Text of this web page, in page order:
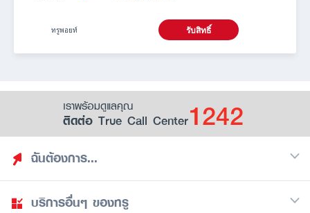
ทรูพอยท์ รับสิทธิ์
เราพร้อมดูแลคุณ
ติดต่อ True Call Center1242
ฉันต้องการ...
ค้นหาสิทธิประโยชน์
บริการอื่นๆ ของทรู